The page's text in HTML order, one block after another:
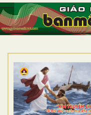
TRANG NHẤT
GIỚI THIỆU
DÒNG TU
BAN MỤC VỤ
ĐOÀN THỂ CG